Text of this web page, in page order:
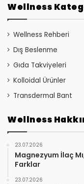
Wellness
Wellness Rehberi
Dış Beslenme
Gıda Takviyeleri
Kolloidal Ürünler
Transdermal Bant
Wellness
23.07.2026
Magnezyum İlaç
Farklar
23.07.2026